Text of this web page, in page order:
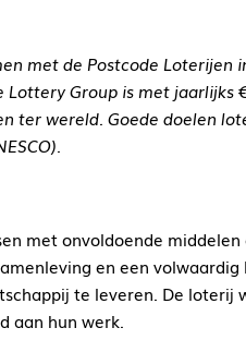
met de Postcode Loterijen
Group is met jaarlijks
ter wereld. Goede doelen
met onvoldoende
en een
te leveren. De loterij
aan hun werk.